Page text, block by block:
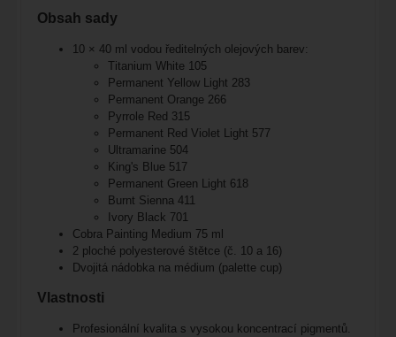
Obsah sady
10 × 40 ml vodou ředitelných olejových barev:
Titanium White 105
Permanent Yellow Light 283
Permanent Orange 266
Pyrrole Red 315
Permanent Red Violet Light 577
Ultramarine 504
King's Blue 517
Permanent Green Light 618
Burnt Sienna 411
Ivory Black 701
Cobra Painting Medium 75 ml
2 ploché polyesterové štětce (č. 10 a 16)
Dvojitá nádobka na médium (palette cup)
Vlastnosti
Profesionální kvalita s vysokou koncentrací pigmentů.